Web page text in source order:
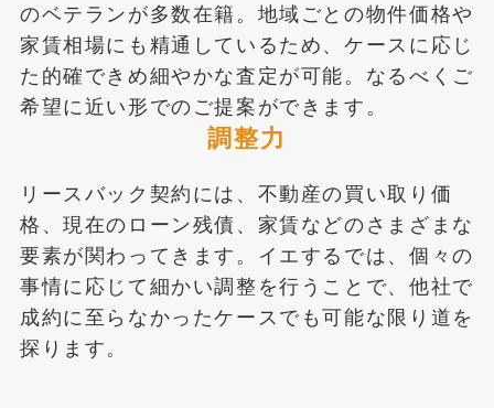
のベテランが多数在籍。地域ごとの物件価格や
家賃相場にも精通しているため、ケースに応じ
た的確できめ細やかな査定が可能。なるべくご
希望に近い形でのご提案ができます。
調整力
リースバック契約には、不動産の買い取り価
格、現在のローン残債、家賃などのさまざまな
要素が関わってきます。イエするでは、個々の
事情に応じて細かい調整を行うことで、他社で
成約に至らなかったケースでも可能な限り道を
探ります。